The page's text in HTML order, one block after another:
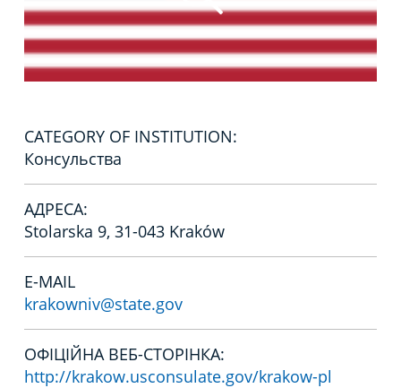
CATEGORY OF INSTITUTION:
Консульства
АДРЕСА:
Stolarska 9, 31-043 Kraków
E-MAIL
krakowniv@state.gov
ОФІЦІЙНА ВЕБ-СТОРІНКА:
http://krakow.usconsulate.gov/krakow-pl